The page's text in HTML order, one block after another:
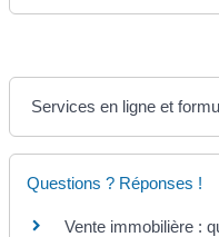
Services en ligne et
Questions ? Réponses !
Vente immobilière :